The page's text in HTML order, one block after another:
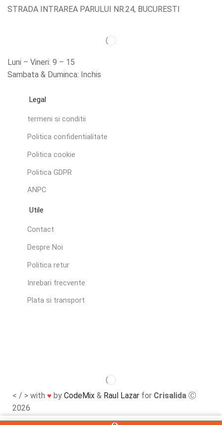
STRADA INTRAREA PARULUI NR.24, BUCURESTI
Luni – Vineri: 9 – 15
Sambata & Duminca: Inchis
Legal
termeni si conditii
Politica confidentialitate
Politica cookie
Politica GDPR
ANPC
Utile
Contact
Despre Noi
Politica retur
Inrebari frecvente
Plata si transport
< / > with ♥ by CodeMix & Raul Lazar for Crisalida Ⓒ
2026